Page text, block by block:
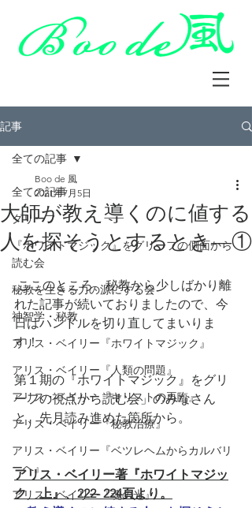
記事
全ての記事
グリーフ
『ホワイトマジック』をグリーフの側面から
読む会
秘教を生きる力の源にする会
神智学・秘教
アリス・ベイリー『ホワイトマジック』
アリス・ベイリー『人類の問題』
アリス・ベイリー『キリストの再臨』
アリス・ベイリー『秘教治療』
アリス・ベイリー『ベツレヘムからカルバリ
ーへ』
アリス・ベイリー『魂の光』
全ての記事
大師が教え導くのに値する
人を探そうとするとき―①
Boo de 風
2021年7月5日
ここのところ、秘教から少しばかり離
れた記事が続いておりましたので、今
日はハンドルを切り直してまいりま
す！
第１期の『ホワイトマジック』をグリ
ーフの視点から読む会」のみなさん
と、先月読み進めた箇所から。
アリス・ベイリー著『ホワイトマジッ
ク　上』、222- 224頁より。